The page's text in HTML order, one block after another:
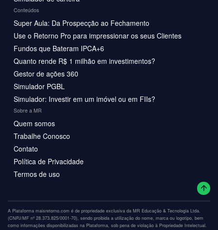
Conteúdos
Super Aula: Da Prospecção ao Fechamento
Use o Retorno Pro para impressionar os seus Clientes
Fundos que Bateram IPCA+6
Quanto rende R$ 1 milhão em investimentos?
Gestor de ações 360
Simulador PGBL
Simulador: Investir em um imóvel ou em FIIs?
Sobre a MR
Quem somos
Trabalhe Conosco
Contato
Política de Privacidade
Termos de uso
A Plataforma maisretorno.com é de propriedade exclusiva da MR Educação & Tecnologia Ltda.
(CNPJ/MF nº 28.373.825/0001-70), sendo proibida a utilização do nome, marca ou logotipo, bem
como informações disponibilizadas na Plataforma, sob pena de violação à Propriedade Intelectual.